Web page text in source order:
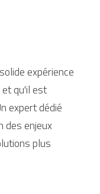
expérience
qu'il est
expert dédié
des enjeux
plus